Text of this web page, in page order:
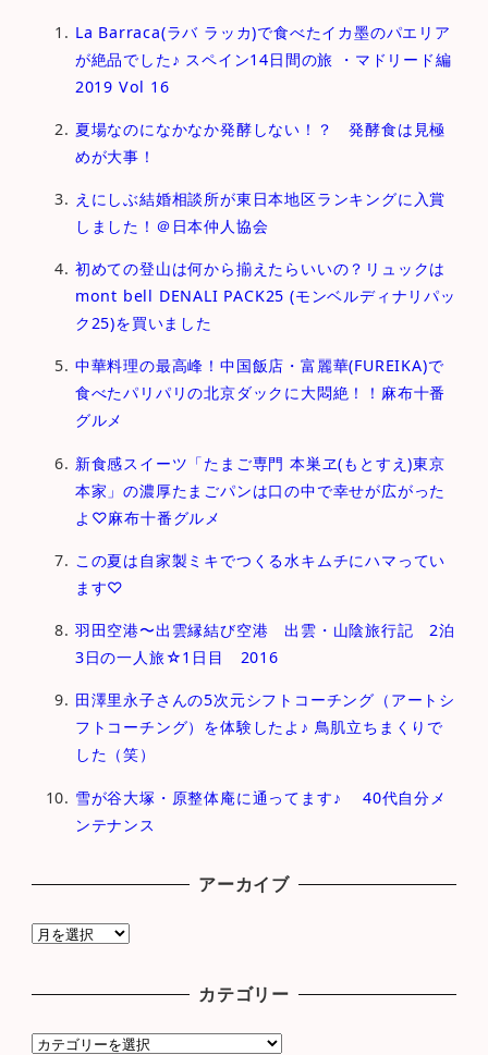
La Barraca(ラバ ラッカ)で食べたイカ墨のパエリア
が絶品でした♪ スペイン14日間の旅 ・マドリード編
2019 Vol 16
夏場なのになかなか発酵しない！？ 発酵食は見極
めが大事！
えにしぶ結婚相談所が東日本地区ランキングに入賞
しました！＠日本仲人協会
初めての登山は何から揃えたらいいの？リュックは
mont bell DENALI PACK25 (モンベルディナリパッ
ク25)を買いました
中華料理の最高峰！中国飯店・富麗華(FUREIKA)で
食べたパリパリの北京ダックに大悶絶！！麻布十番
グルメ
新食感スイーツ「たまご専⾨ 本巣ヱ(もとすえ)東京
本家」の濃厚たまごパンは口の中で幸せが広がった
よ♡麻布十番グルメ
この夏は自家製ミキでつくる水キムチにハマってい
ます♡
羽田空港〜出雲縁結び空港 出雲・山陰旅行記 2泊
3日の一人旅☆1日目 2016
田澤里永子さんの5次元シフトコーチング（アートシ
フトコーチング）を体験したよ♪ 鳥肌立ちまくりで
した（笑）
雪が谷大塚・原整体庵に通ってます♪ 40代自分メ
ンテナンス
アーカイブ
ア
ブ
カテゴリー
カ